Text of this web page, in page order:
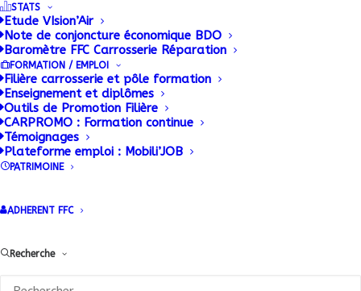
STATS
Etude VIsion’Air
Note de conjoncture économique BDO
Baromètre FFC Carrosserie Réparation
FORMATION / EMPLOI
Filière carrosserie et pôle formation
Enseignement et diplômes
Outils de Promotion Filière
CARPROMO : Formation continue
Témoignages
Plateforme emploi : Mobili’JOB
PATRIMOINE
ADHERENT FFC
Recherche
La première version correspond à 75 % du marché
dans une fourchette dimensionnelle de 6,30 à 7,40
m à partir d’une cabine de 10 mètres de long. Le
professionnel qui doit peindre des véhicules plus
longs optera pour le module de 17 mètres de long.
Il est alors prévu de pouvoir utiliser que
partiellement la cabine en fermant les portes
intermédiaires.
Cet équipement correspond aux besoins des
réparateurs, des carrossiers industriels mais aussi